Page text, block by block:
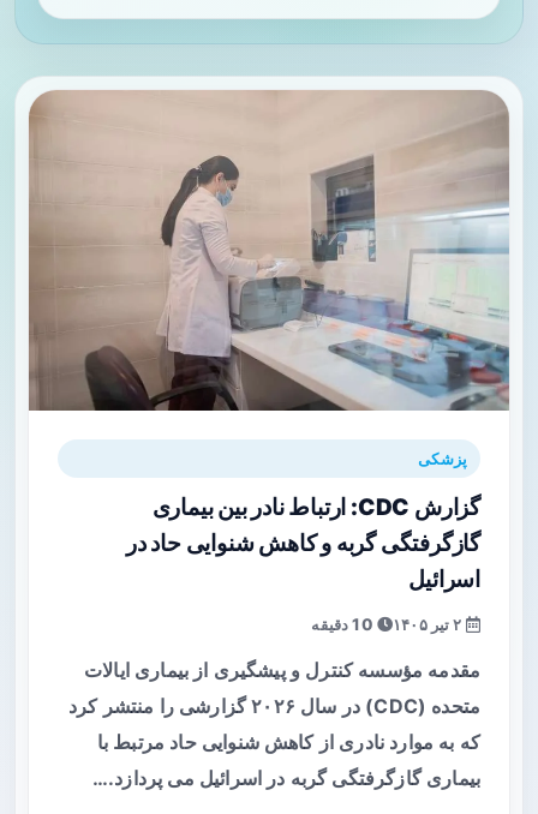
پزشکی
گزارش CDC: ارتباط نادر بین بیماری
گازگرفتگی گربه و کاهش شنوایی حاد در
اسرائیل
مقدمه مؤسسه کنترل و پیشگیری از بیماری ایالات
متحده (CDC) در سال ۲۰۲۶ گزارشی را منتشر کرد
که به موارد نادری از کاهش شنوایی حاد مرتبط با
بیماری گازگرفتگی گربه در اسرائیل می پردازد.…